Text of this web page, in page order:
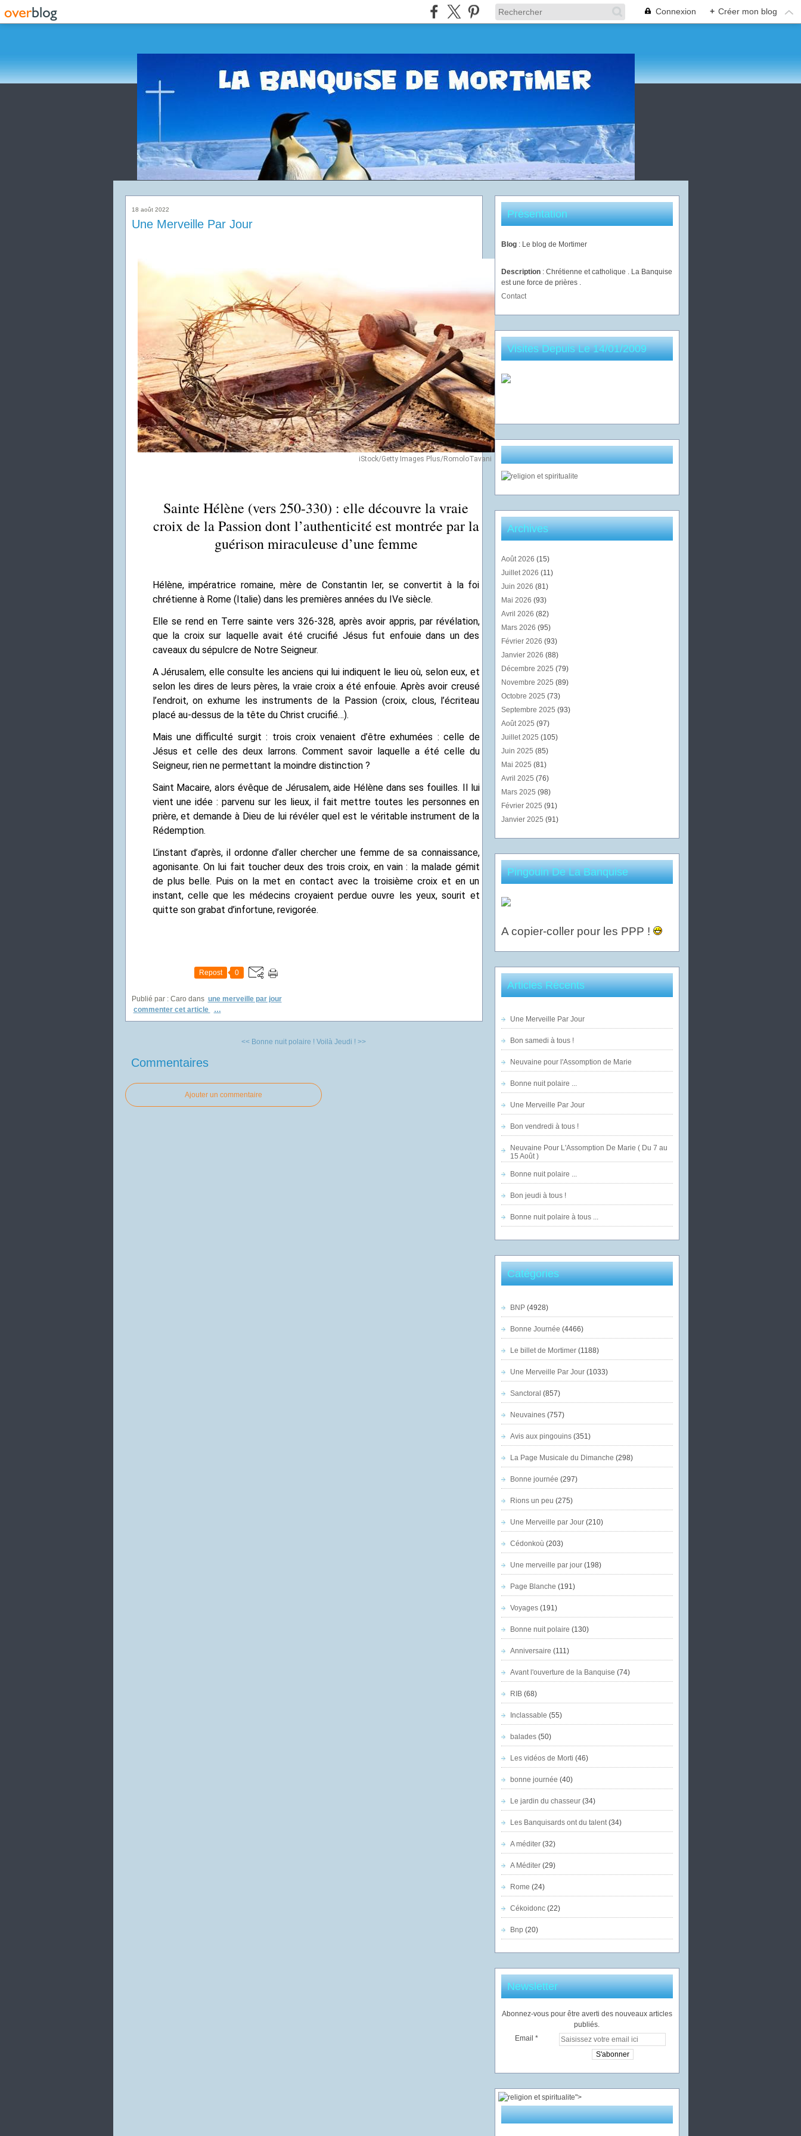
Connexion + Créer mon blog
18 août 2022
Une Merveille Par Jour
iStock/Getty Images Plus/RomoloTavani
Sainte Hélène (vers 250-330) : elle découvre la vraie
croix de la Passion dont l’authenticité est montrée par la
guérison miraculeuse d’une femme
Hélène, impératrice romaine, mère de Constantin Ier, se convertit à la foi
chrétienne à Rome (Italie) dans les premières années du IVe siècle.
Elle se rend en Terre sainte vers 326-328, après avoir appris, par révélation,
que la croix sur laquelle avait été crucifié Jésus fut enfouie dans un des
caveaux du sépulcre de Notre Seigneur.
A Jérusalem, elle consulte les anciens qui lui indiquent le lieu où, selon eux, et
selon les dires de leurs pères, la vraie croix a été enfouie. Après avoir creusé
l’endroit, on exhume les instruments de la Passion (croix, clous, l’écriteau
placé au-dessus de la tête du Christ crucifié…).
Mais une difficulté surgit : trois croix venaient d’être exhumées : celle de
Jésus et celle des deux larrons. Comment savoir laquelle a été celle du
Seigneur, rien ne permettant la moindre distinction ?
Saint Macaire, alors évêque de Jérusalem, aide Hélène dans ses fouilles. Il lui
vient une idée : parvenu sur les lieux, il fait mettre toutes les personnes en
prière, et demande à Dieu de lui révéler quel est le véritable instrument de la
Rédemption.
L’instant d’après, il ordonne d’aller chercher une femme de sa connaissance,
agonisante. On lui fait toucher deux des trois croix, en vain : la malade gémit
de plus belle. Puis on la met en contact avec la troisième croix et en un
instant, celle que les médecins croyaient perdue ouvre les yeux, sourit et
quitte son grabat d’infortune, revigorée.
Repost 0
Publié par : Caro dans une merveille par jour
commenter cet article
…
<< Bonne nuit polaire ! Voilà Jeudi ! >>
Commentaires
Ajouter un commentaire
Présentation
Blog : Le blog de Mortimer
Description : Chrétienne et catholique . La Banquise
est une force de prières .
Contact
Visites Depuis Le 14/01/2009
Archives
Août 2026 (15)
Juillet 2026 (11)
Juin 2026 (81)
Mai 2026 (93)
Avril 2026 (82)
Mars 2026 (95)
Février 2026 (93)
Janvier 2026 (88)
Décembre 2025 (79)
Novembre 2025 (89)
Octobre 2025 (73)
Septembre 2025 (93)
Août 2025 (97)
Juillet 2025 (105)
Juin 2025 (85)
Mai 2025 (81)
Avril 2025 (76)
Mars 2025 (98)
Février 2025 (91)
Janvier 2025 (91)
Pingouin De La Banquise
A copier-coller pour les PPP !
Articles Récents
Une Merveille Par Jour
Bon samedi à tous !
Neuvaine pour l'Assomption de Marie
Bonne nuit polaire ...
Une Merveille Par Jour
Bon vendredi à tous !
Neuvaine Pour L'Assomption De Marie ( Du 7 au
15 Août )
Bonne nuit polaire ...
Bon jeudi à tous !
Bonne nuit polaire à tous ...
Catégories
BNP(4928)
Bonne Journée (4466)
Le billet de Mortimer(1188)
Une Merveille Par Jour(1033)
Sanctoral (857)
Neuvaines(757)
Avis aux pingouins(351)
La Page Musicale du Dimanche (298)
Bonne journée (297)
Rions un peu (275)
Une Merveille par Jour(210)
Cédonkoù (203)
Une merveille par jour(198)
Page Blanche (191)
Voyages(191)
Bonne nuit polaire (130)
Anniversaire (111)
Avant l'ouverture de la Banquise (74)
RIB(68)
Inclassable (55)
balades(50)
Les vidéos de Morti (46)
bonne journée (40)
Le jardin du chasseur(34)
Les Banquisards ont du talent(34)
A méditer(32)
A Méditer(29)
Rome (24)
Cékoidonc(22)
Bnp (20)
Newsletter
Abonnez-vous pour être averti des nouveaux articles
publiés.
Email
">